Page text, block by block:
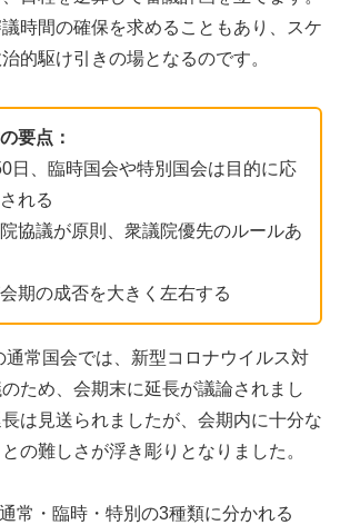
時間の確保を求めることもあり、スケ
的駆け引きの場となるのです。
要点：
日、臨時国会や特別国会は目的に応
れる
協議が原則、衆議院優先のルールあ
期の成否を大きく左右する
通常国会では、新型コロナウイルス対
ため、会期末に延長が議論されまし
は見送られましたが、会期内に十分な
の難しさが浮き彫りとなりました。
常・臨時・特別の3種類に分かれる